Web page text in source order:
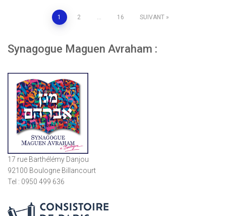
Pagination
des
1 2 16 SUIVANT
Synagogue Maguen Avraham :
17 rue Barthélémy Danjou
92100 Boulogne Billancourt
Tel : 0950 499 636